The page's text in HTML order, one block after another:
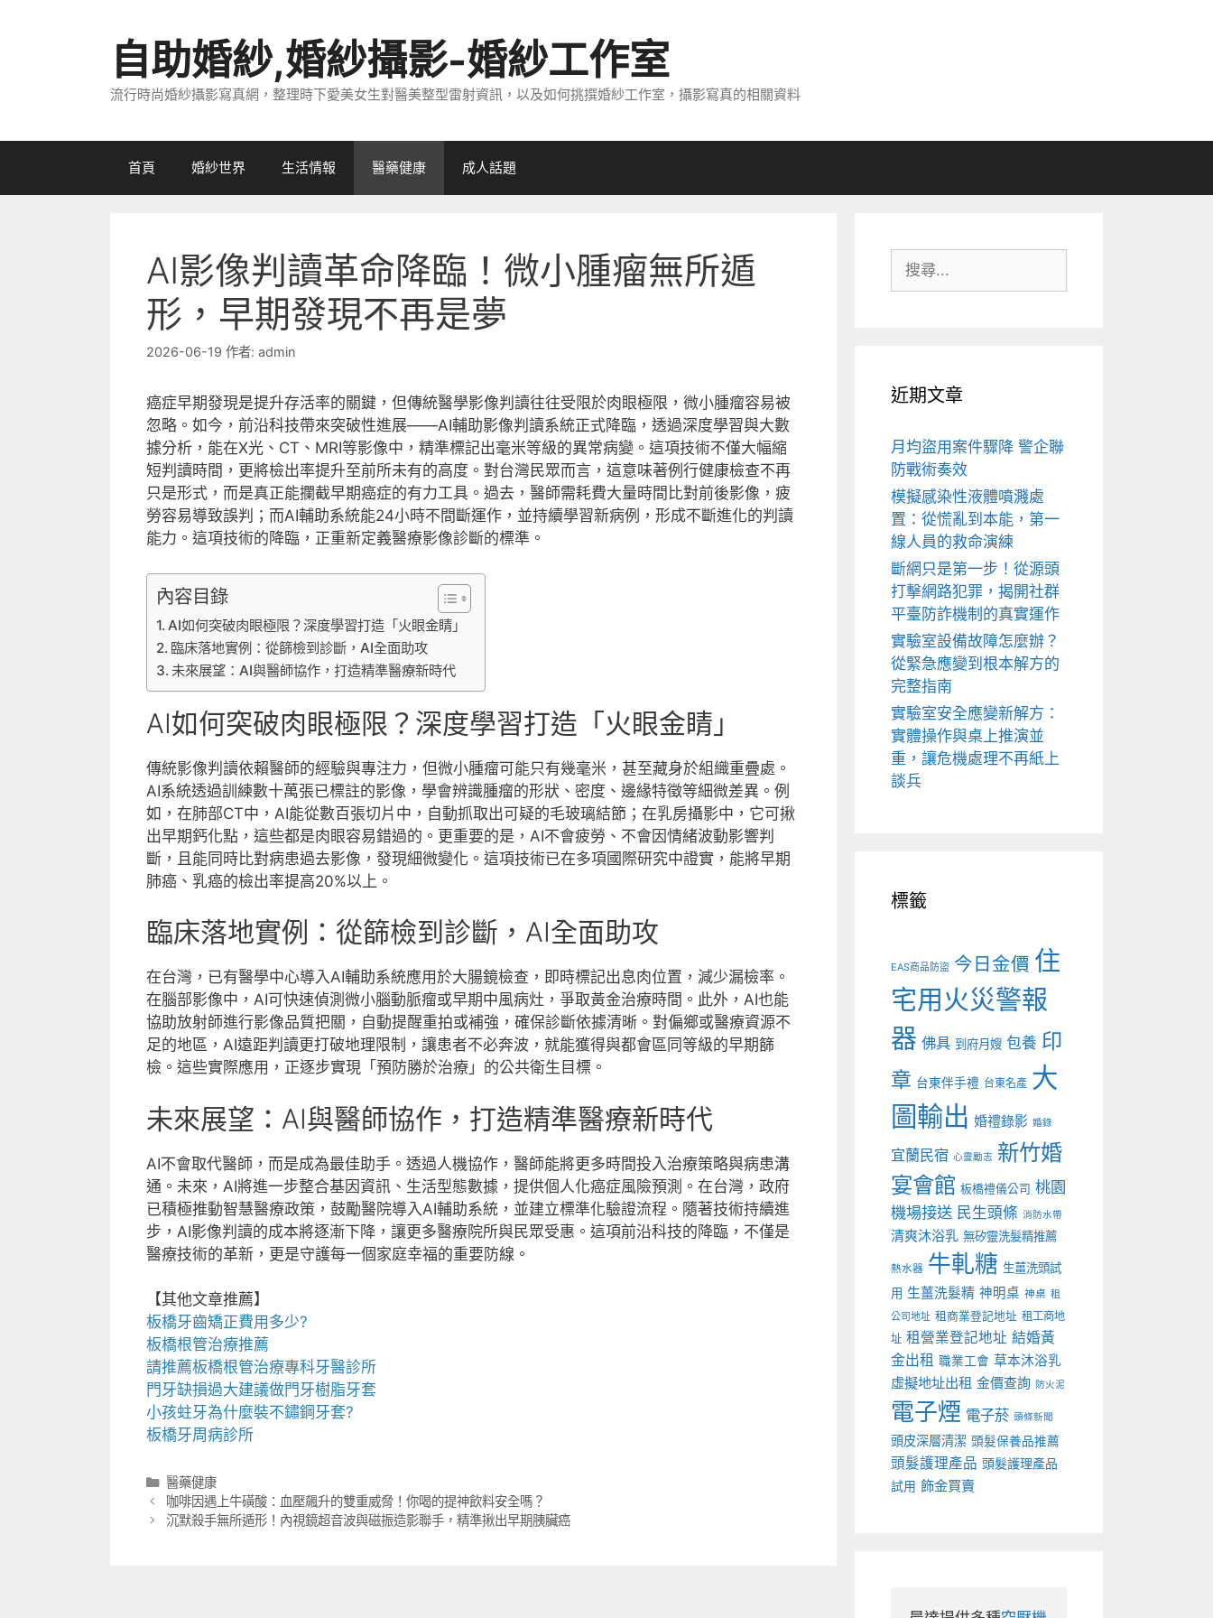
自助婚紗,婚紗攝影-婚紗工作室
流行時尚婚紗攝影寫真網，整理時下愛美女生對醫美整型雷射資訊，以及如何挑撰婚紗工作室，攝影寫真的相關資料
首頁 婚紗世界 生活情報 醫藥健康 成人話題
AI影像判讀革命降臨！微小腫瘤無所遁
形，早期發現不再是夢
2026-06-19 作者: admin
癌症早期發現是提升存活率的關鍵，但傳統醫學影像判讀往往受限於肉眼極限，微小腫瘤容易被
忽略。如今，前沿科技帶來突破性進展——AI輔助影像判讀系統正式降臨，透過深度學習與大數
據分析，能在X光、CT、MRI等影像中，精準標記出毫米等級的異常病變。這項技術不僅大幅縮
短判讀時間，更將檢出率提升至前所未有的高度。對台灣民眾而言，這意味著例行健康檢查不再
只是形式，而是真正能攔截早期癌症的有力工具。過去，醫師需耗費大量時間比對前後影像，疲
勞容易導致誤判；而AI輔助系統能24小時不間斷運作，並持續學習新病例，形成不斷進化的判讀
能力。這項技術的降臨，正重新定義醫療影像診斷的標準。
內容目錄
AI如何突破肉眼極限？深度學習打造「火眼金睛」
臨床落地實例：從篩檢到診斷，AI全面助攻
未來展望：AI與醫師協作，打造精準醫療新時代
AI如何突破肉眼極限？深度學習打造「火眼金睛」
傳統影像判讀依賴醫師的經驗與專注力，但微小腫瘤可能只有幾毫米，甚至藏身於組織重疊處。
AI系統透過訓練數十萬張已標註的影像，學會辨識腫瘤的形狀、密度、邊緣特徵等細微差異。例
如，在肺部CT中，AI能從數百張切片中，自動抓取出可疑的毛玻璃結節；在乳房攝影中，它可揪
出早期鈣化點，這些都是肉眼容易錯過的。更重要的是，AI不會疲勞、不會因情緒波動影響判
斷，且能同時比對病患過去影像，發現細微變化。這項技術已在多項國際研究中證實，能將早期
肺癌、乳癌的檢出率提高20%以上。
臨床落地實例：從篩檢到診斷，AI全面助攻
在台灣，已有醫學中心導入AI輔助系統應用於大腸鏡檢查，即時標記出息肉位置，減少漏檢率。
在腦部影像中，AI可快速偵測微小腦動脈瘤或早期中風病灶，爭取黃金治療時間。此外，AI也能
協助放射師進行影像品質把關，自動提醒重拍或補強，確保診斷依據清晰。對偏鄉或醫療資源不
足的地區，AI遠距判讀更打破地理限制，讓患者不必奔波，就能獲得與都會區同等級的早期篩
檢。這些實際應用，正逐步實現「預防勝於治療」的公共衛生目標。
未來展望：AI與醫師協作，打造精準醫療新時代
AI不會取代醫師，而是成為最佳助手。透過人機協作，醫師能將更多時間投入治療策略與病患溝
通。未來，AI將進一步整合基因資訊、生活型態數據，提供個人化癌症風險預測。在台灣，政府
已積極推動智慧醫療政策，鼓勵醫院導入AI輔助系統，並建立標準化驗證流程。隨著技術持續進
步，AI影像判讀的成本將逐漸下降，讓更多醫療院所與民眾受惠。這項前沿科技的降臨，不僅是
醫療技術的革新，更是守護每一個家庭幸福的重要防線。
【其他文章推薦】
板橋牙齒矯正費用多少?
板橋根管治療推薦
請推薦板橋根管治療專科牙醫診所
門牙缺損過大建議做門牙樹脂牙套
小孩蛀牙為什麼裝不鏽鋼牙套?
板橋牙周病診所
分
類
醫藥健康
咖啡因遇上牛磺酸：血壓飆升的雙重威脅！你喝的提神飲料安全嗎？
沉默殺手無所遁形！內視鏡超音波與磁振造影聯手，精準揪出早期胰臟癌
尋:
近期文章
月均盜用案件驟降 警企聯
防戰術奏效
模擬感染性液體噴濺處
置：從慌亂到本能，第一
線人員的救命演練
斷網只是第一步！從源頭
打擊網路犯罪，揭開社群
平臺防詐機制的真實運作
實驗室設備故障怎麼辦？
從緊急應變到根本解方的
完整指南
實驗室安全應變新解方：
實體操作與桌上推演並
重，讓危機處理不再紙上
談兵
標籤
EAS商品防盜 今日金價 住
宅用火災警報
器 佛具 到府月嫂 包養 印
章 台東伴手禮 台東名產 大
圖輸出 婚禮錄影 婚錄
宜蘭民宿 心靈勵志 新竹婚
宴會館 板橋禮儀公司 桃園
機場接送 民生頭條 消防水帶
清爽沐浴乳 無矽靈洗髮精推薦
熱水器 牛軋糖 生薑洗頭試
用 生薑洗髮精 神明桌 神桌 租
公司地址 租商業登記地址 租工商地
址 租營業登記地址 結婚黃
金出租 職業工會 草本沐浴乳
虛擬地址出租 金價查詢 防火泥
電子煙 電子菸 頭條新聞
頭皮深層清潔 頭髮保養品推薦
頭髮護理產品 頭髮護理產品
試用 飾金買賣